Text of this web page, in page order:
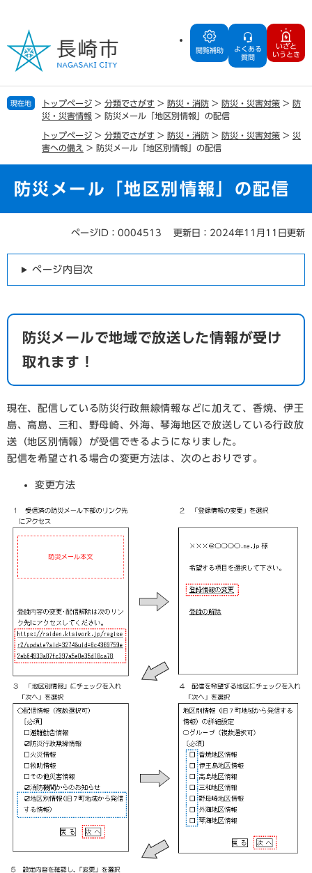
の
で
す
ー
ば
し
閲覧補助
よくある
質問
いざと
いうとき
現在地 トップページ > 分類でさがす > 防災・消防 > 防災・災害対策 > 防
災・災害情報 > 防災メール「地区別情報」の配信
トップページ > 分類でさがす > 防災・消防 > 防災・災害対策 > 災
害への備え > 防災メール「地区別情報」の配信
防災メール「地区別情報」の配信
ページID：0004513 更新日：2024年11月11日更新
ページ内目次
防災メールで地域で放送した情報が受け
取れます！
現在、配信している防災行政無線情報などに加えて、香焼、伊王
島、高島、三和、野母崎、外海、琴海地区で放送している行政放
送（地区別情報）が受信できるようになりました。
配信を希望される場合の変更方法は、次のとおりです。
変更方法